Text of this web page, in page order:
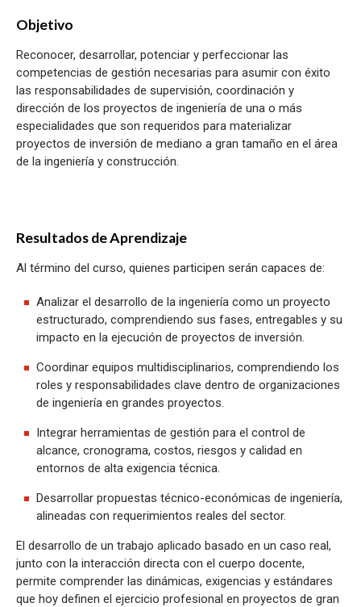
Objetivo
Reconocer, desarrollar, potenciar y perfeccionar las
competencias de gestión necesarias para asumir con éxito
las responsabilidades de supervisión, coordinación y
dirección de los proyectos de ingeniería de una o más
especialidades que son requeridos para materializar
proyectos de inversión de mediano a gran tamaño en el área
de la ingeniería y construcción.
Resultados de Aprendizaje
Al término del curso, quienes participen serán capaces de:
Analizar el desarrollo de la ingeniería como un proyecto
estructurado, comprendiendo sus fases, entregables y su
impacto en la ejecución de proyectos de inversión.
Coordinar equipos multidisciplinarios, comprendiendo los
roles y responsabilidades clave dentro de organizaciones
de ingeniería en grandes proyectos.
Integrar herramientas de gestión para el control de
alcance, cronograma, costos, riesgos y calidad en
entornos de alta exigencia técnica.
Desarrollar propuestas técnico-económicas de ingeniería,
alineadas con requerimientos reales del sector.
El desarrollo de un trabajo aplicado basado en un caso real,
junto con la interacción directa con el cuerpo docente,
permite comprender las dinámicas, exigencias y estándares
que hoy definen el ejercicio profesional en proyectos de gran